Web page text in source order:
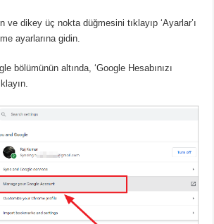
ve dikey üç nokta düğmesini tıklayıp ‘Ayarlar’ı
ayarlarına gidin.
bölümünün altında, ‘Google Hesabınızı